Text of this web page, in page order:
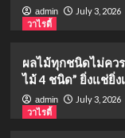
admin
July 3, 2026
วาไรตี้
ผลไม้ทุกชนิดไม่ควร
ไม้ 4 ชนิด” ยิ่งแช่ยิ่ง
admin
July 3, 2026
วาไรตี้